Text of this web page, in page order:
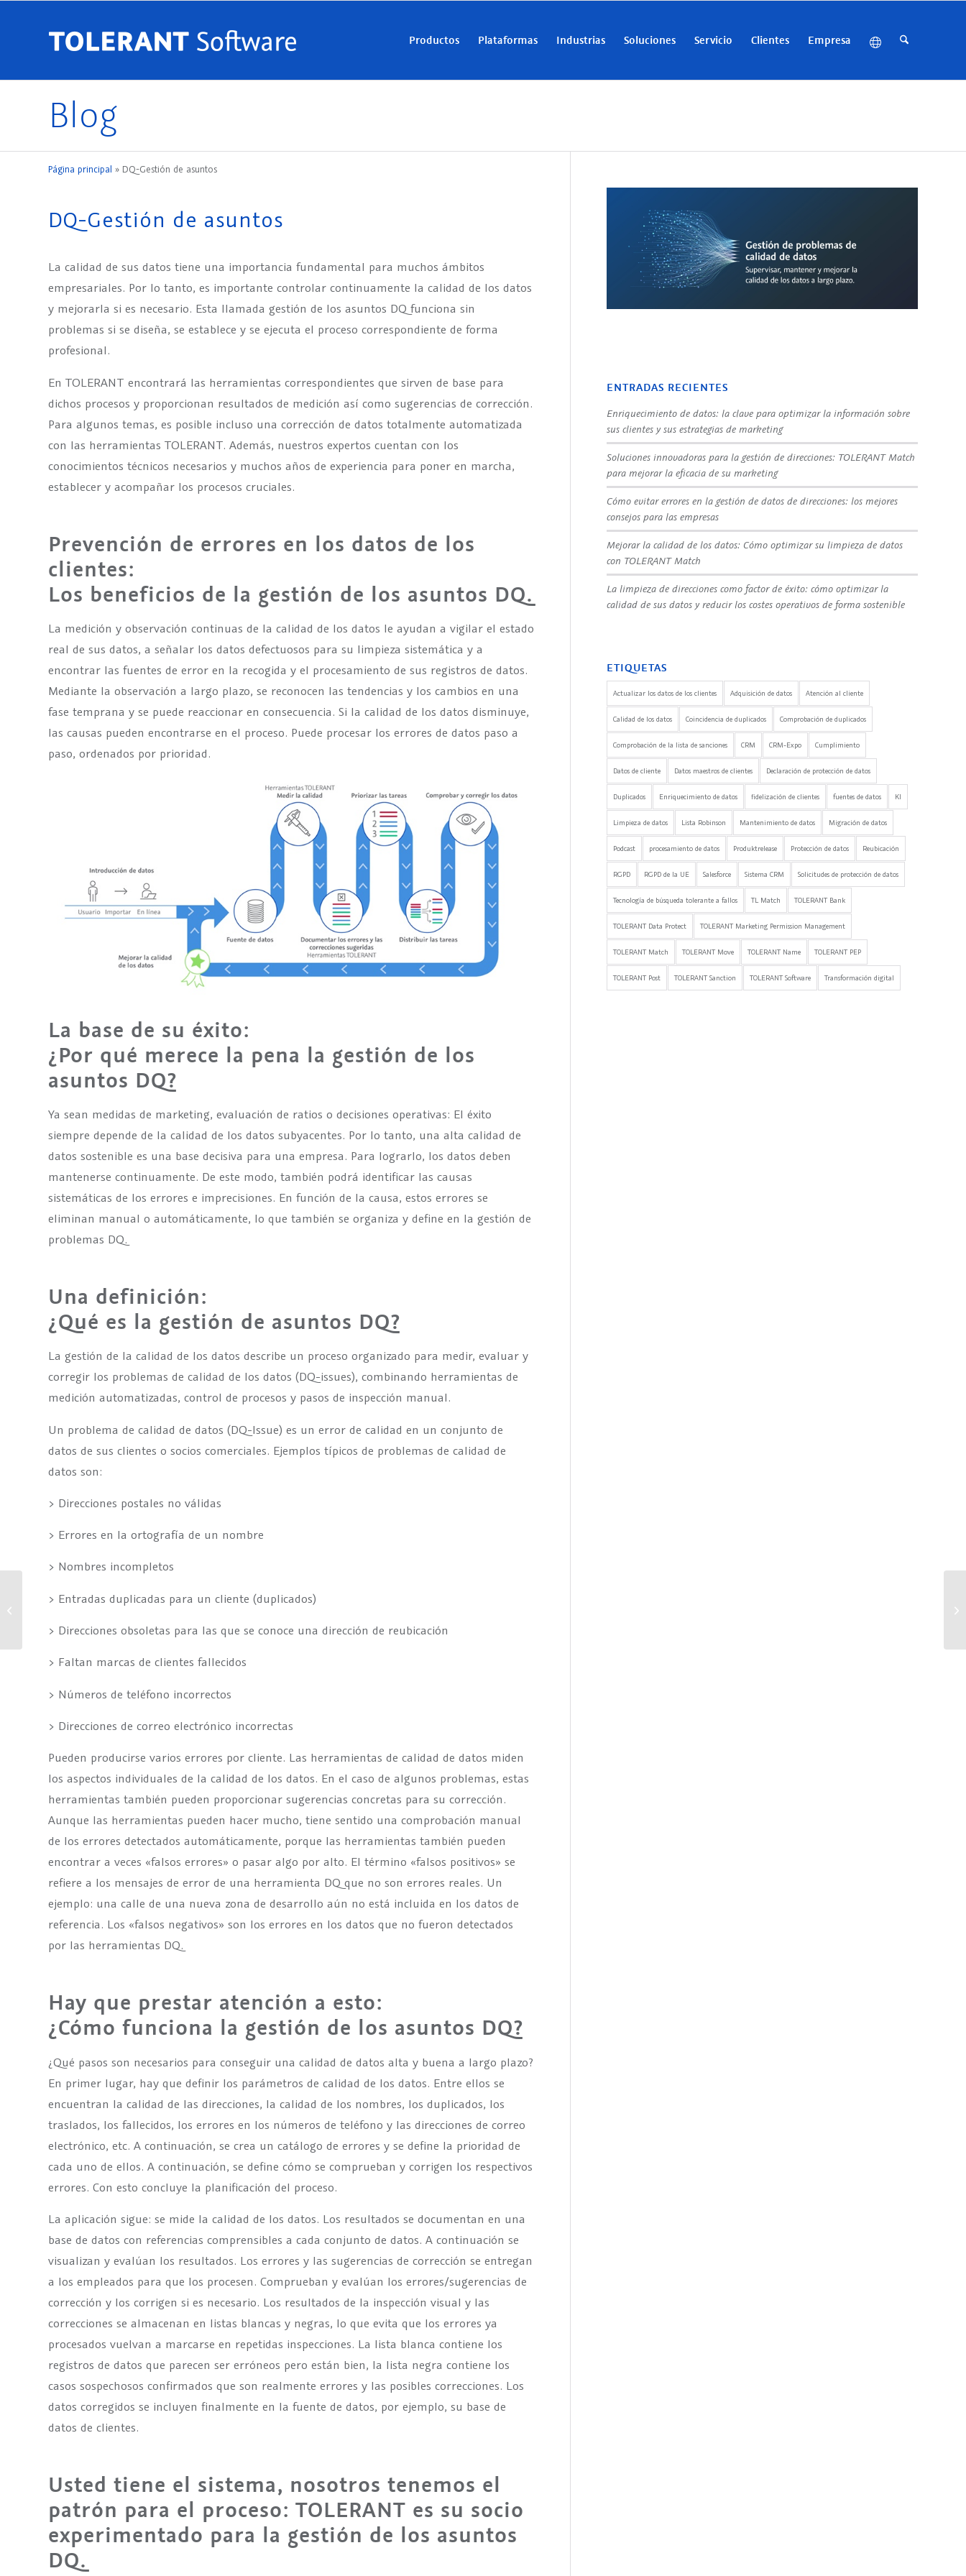
Productos Plataformas Industrias Soluciones Servicio Clientes Empresa
Blog
Página principal » DQ-Gestión de asuntos
DQ-Gestión de asuntos
La calidad de sus datos tiene una importancia fundamental para muchos ámbitos
empresariales. Por lo tanto, es importante controlar continuamente la calidad de los datos
y mejorarla si es necesario. Esta llamada gestión de los asuntos DQ funciona sin
problemas si se diseña, se establece y se ejecuta el proceso correspondiente de forma
profesional.
En TOLERANT encontrará las herramientas correspondientes que sirven de base para
dichos procesos y proporcionan resultados de medición así como sugerencias de corrección.
Para algunos temas, es posible incluso una corrección de datos totalmente automatizada
con las herramientas TOLERANT. Además, nuestros expertos cuentan con los
conocimientos técnicos necesarios y muchos años de experiencia para poner en marcha,
establecer y acompañar los procesos cruciales.
Prevención de errores en los datos de los
clientes:
Los beneficios de la gestión de los asuntos DQ.
La medición y observación continuas de la calidad de los datos le ayudan a vigilar el estado
real de sus datos, a señalar los datos defectuosos para su limpieza sistemática y a
encontrar las fuentes de error en la recogida y el procesamiento de sus registros de datos.
Mediante la observación a largo plazo, se reconocen las tendencias y los cambios en una
fase temprana y se puede reaccionar en consecuencia. Si la calidad de los datos disminuye,
las causas pueden encontrarse en el proceso. Puede procesar los errores de datos paso a
paso, ordenados por prioridad.
La base de su éxito:
¿Por qué merece la pena la gestión de los
asuntos DQ?
Ya sean medidas de marketing, evaluación de ratios o decisiones operativas: El éxito
siempre depende de la calidad de los datos subyacentes. Por lo tanto, una alta calidad de
datos sostenible es una base decisiva para una empresa. Para lograrlo, los datos deben
mantenerse continuamente. De este modo, también podrá identificar las causas
sistemáticas de los errores e imprecisiones. En función de la causa, estos errores se
eliminan manual o automáticamente, lo que también se organiza y define en la gestión de
problemas DQ.
Una definición:
¿Qué es la gestión de asuntos DQ?
La gestión de la calidad de los datos describe un proceso organizado para medir, evaluar y
corregir los problemas de calidad de los datos (DQ-issues), combinando herramientas de
medición automatizadas, control de procesos y pasos de inspección manual.
Un problema de calidad de datos (DQ-Issue) es un error de calidad en un conjunto de
datos de sus clientes o socios comerciales. Ejemplos típicos de problemas de calidad de
datos son:
> Direcciones postales no válidas
> Errores en la ortografía de un nombre
> Nombres incompletos
> Entradas duplicadas para un cliente (duplicados)
> Direcciones obsoletas para las que se conoce una dirección de reubicación
> Faltan marcas de clientes fallecidos
> Números de teléfono incorrectos
> Direcciones de correo electrónico incorrectas
Pueden producirse varios errores por cliente. Las herramientas de calidad de datos miden
los aspectos individuales de la calidad de los datos. En el caso de algunos problemas, estas
herramientas también pueden proporcionar sugerencias concretas para su corrección.
Aunque las herramientas pueden hacer mucho, tiene sentido una comprobación manual
de los errores detectados automáticamente, porque las herramientas también pueden
encontrar a veces «falsos errores» o pasar algo por alto. El término «falsos positivos» se
refiere a los mensajes de error de una herramienta DQ que no son errores reales. Un
ejemplo: una calle de una nueva zona de desarrollo aún no está incluida en los datos de
referencia. Los «falsos negativos» son los errores en los datos que no fueron detectados
por las herramientas DQ.
Hay que prestar atención a esto:
¿Cómo funciona la gestión de los asuntos DQ?
¿Qué pasos son necesarios para conseguir una calidad de datos alta y buena a largo plazo?
En primer lugar, hay que definir los parámetros de calidad de los datos. Entre ellos se
encuentran la calidad de las direcciones, la calidad de los nombres, los duplicados, los
traslados, los fallecidos, los errores en los números de teléfono y las direcciones de correo
electrónico, etc. A continuación, se crea un catálogo de errores y se define la prioridad de
cada uno de ellos. A continuación, se define cómo se comprueban y corrigen los respectivos
errores. Con esto concluye la planificación del proceso.
La aplicación sigue: se mide la calidad de los datos. Los resultados se documentan en una
base de datos con referencias comprensibles a cada conjunto de datos. A continuación se
visualizan y evalúan los resultados. Los errores y las sugerencias de corrección se entregan
a los empleados para que los procesen. Comprueban y evalúan los errores/sugerencias de
corrección y los corrigen si es necesario. Los resultados de la inspección visual y las
correcciones se almacenan en listas blancas y negras, lo que evita que los errores ya
procesados vuelvan a marcarse en repetidas inspecciones. La lista blanca contiene los
registros de datos que parecen ser erróneos pero están bien, la lista negra contiene los
casos sospechosos confirmados que son realmente errores y las posibles correcciones. Los
datos corregidos se incluyen finalmente en la fuente de datos, por ejemplo, su base de
datos de clientes.
Usted tiene el sistema, nosotros tenemos el
patrón para el proceso: TOLERANT es su socio
experimentado para la gestión de los asuntos
DQ.
ENTRADAS RECIENTES
Enriquecimiento de datos: la clave para optimizar la información sobre
sus clientes y sus estrategias de marketing
Soluciones innovadoras para la gestión de direcciones: TOLERANT Match
para mejorar la eficacia de su marketing
Cómo evitar errores en la gestión de datos de direcciones: los mejores
consejos para las empresas
Mejorar la calidad de los datos: Cómo optimizar su limpieza de datos
con TOLERANT Match
La limpieza de direcciones como factor de éxito: cómo optimizar la
calidad de sus datos y reducir los costes operativos de forma sostenible
ETIQUETAS
Actualizar los datos de los clientes Adquisición de datos Atención al cliente
Calidad de los datos Coincidencia de duplicados Comprobación de duplicados
Comprobación de la lista de sanciones CRM CRM-Expo Cumplimiento
Datos de cliente Datos maestros de clientes Declaración de protección de datos
Duplicados Enriquecimiento de datos fidelización de clientes fuentes de datos KI
Limpieza de datos Lista Robinson Mantenimiento de datos Migración de datos
Podcast procesamiento de datos Produktrelease Protección de datos Reubicación
RGPD RGPD de la UE Salesforce Sistema CRM Solicitudes de protección de datos
Tecnología de búsqueda tolerante a fallos TL Match TOLERANT Bank
TOLERANT Data Protect TOLERANT Marketing Permission Management
TOLERANT Match TOLERANT Move TOLERANT Name TOLERANT PEP
TOLERANT Post TOLERANT Sanction TOLERANT Software Transformación digital
Cumplimiento para